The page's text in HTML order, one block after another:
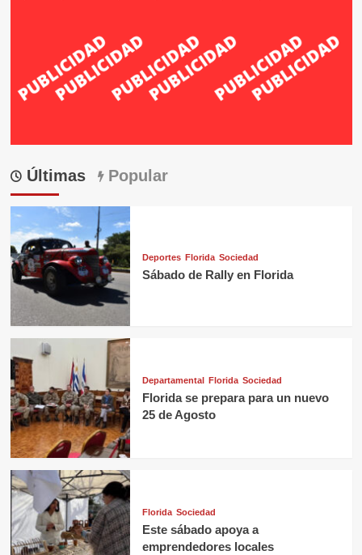
Últimas Popular
Deportes Florida Sociedad
Sábado de Rally en Florida
Departamental Florida Sociedad
Florida se prepara para un nuevo
25 de Agosto
Florida Sociedad
Este sábado apoya a
emprendedores locales